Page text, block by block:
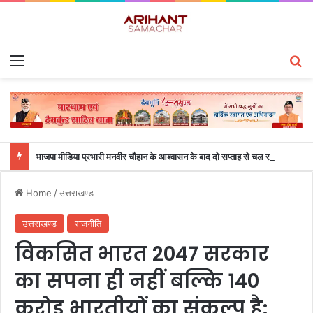
Home /उत्तराखण्ड
उत्तराखण्ड राजनीति
विकसित भारत 2047 सरकार
का सपना ही नहीं बल्कि 140